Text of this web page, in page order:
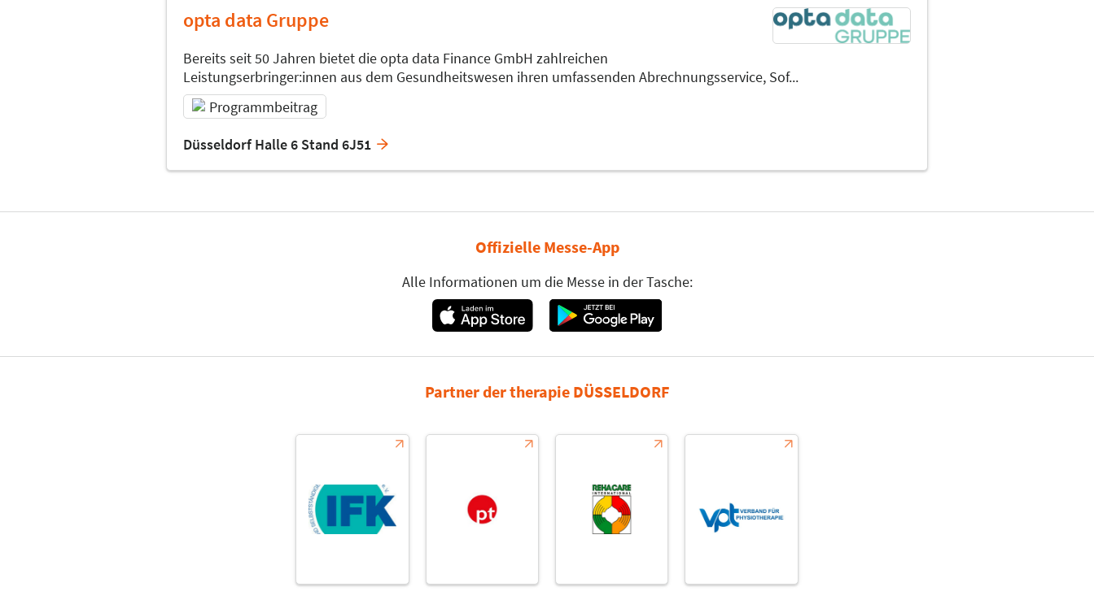
opta data Gruppe
Bereits seit 50 Jahren bietet die opta data Finance GmbH zahlreichen
Leistungserbringer:innen aus dem Gesundheitswesen ihren umfassenden Abrechnungsservice, Sof...
Programmbeitrag
Düsseldorf Halle 6 Stand 6J51
Offizielle Messe-App
Alle Informationen um die Messe in der Tasche:
Partner der therapie DÜSSELDORF